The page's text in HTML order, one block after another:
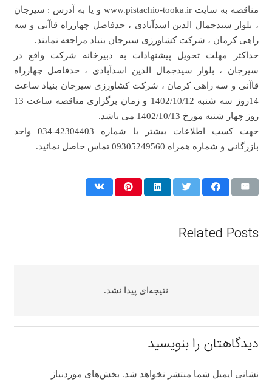
مناقصه به سایت www.pistachio-tooka.ir و یا به آدرس : سیرجان
، بلوار سیدجمال الدین اسدآبادی ، حدفاصل چهارراه قاآنی و سه
راهی کرمان ، شرکت کشاورزی سیرجان بنیاد مراجعه نمایند.
حداکثر مهلت تحویل پیشنهادات به دبیرخانه شرکت واقع در
سیرجان ، بلوار سیدجمال الدین اسدآبادی ، حدفاصل چهارراه
قاآنی و سه راهی کرمان ، شرکت کشاورزی سیرجان بنیاد ساعت
14روز سه شنبه 1402/10/12 و زمان برگزاری مناقصه ساعت 13
روز چهار شنبه مورخ 1402/10/13 می باشد.
جهت کسب اطلاعات بیشتر با شماره 42304403-034 واحد
بازرگانی و شماره همراه 09305249560 تماس حاصل نمائید.
Related Posts
نتیجه‌ای پیدا نشد.
دیدگاهتان را بنویسید
نشانی ایمیل شما منتشر نخواهد شد. بخش‌های موردنیاز